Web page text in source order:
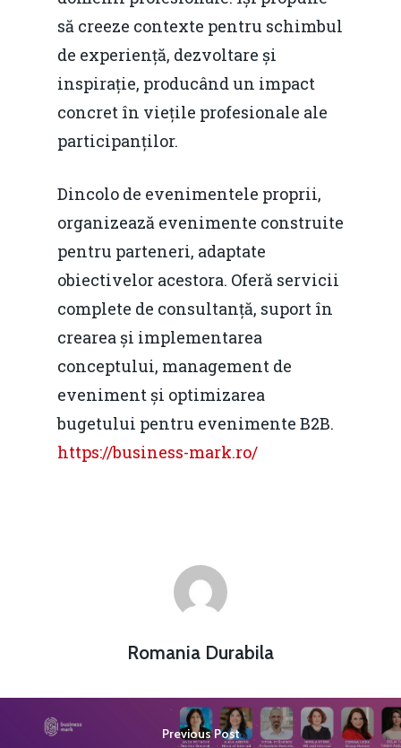
să creeze contexte pentru schimbul
de experiență, dezvoltare și
inspirație, producând un impact
concret în viețile profesionale ale
participanților.
Dincolo de evenimentele proprii,
organizează evenimente construite
pentru parteneri, adaptate
obiectivelor acestora. Oferă servicii
complete de consultanță, suport în
crearea și implementarea
conceptului, management de
eveniment și optimizarea
bugetului pentru evenimente B2B.
https://business-mark.ro/
Romania Durabila
Previous Post